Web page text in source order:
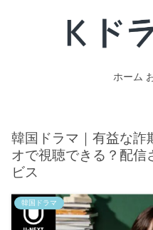
ホーム
韓国ドラマ｜有益な
オで視聴できる？配信
ビス
韓国ドラマ